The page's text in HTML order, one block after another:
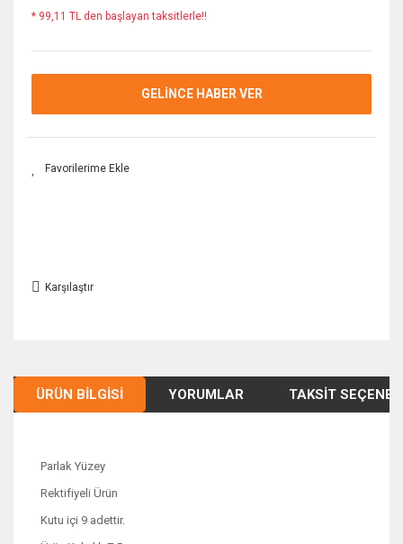
* 99,11 TL den başlayan taksitlerle!!
GELİNCE HABER VER
Karşılaştır
ÜRÜN BILGISI YORUMLAR TAKSIT
Parlak Yüzey
Rektifiyeli Ürün
Kutu içi 9 adettir.